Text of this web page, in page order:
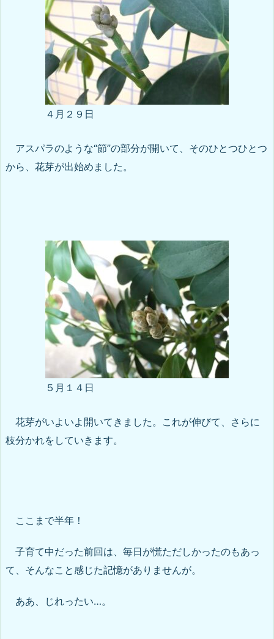
４月２９日
アスパラのような“節”の部分が開いて、そのひとつひとつ
から、花芽が出始めました。
５月１４日
花芽がいよいよ開いてきました。これが伸びて、さらに
枝分かれをしていきます。
ここまで半年！
子育て中だった前回は、毎日が慌ただしかったのもあっ
て、そんなこと感じた記憶がありませんが。
ああ、じれったい…。